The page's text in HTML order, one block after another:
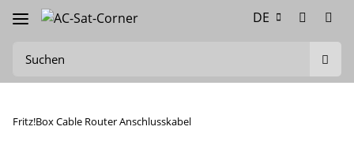
DE
Fritz!Box Cable Router Anschlusskabel